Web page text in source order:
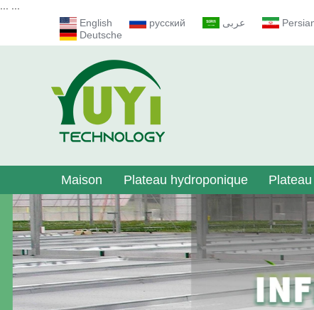
English
русский عربى
Deutsche
Maison Plateau hydroponique